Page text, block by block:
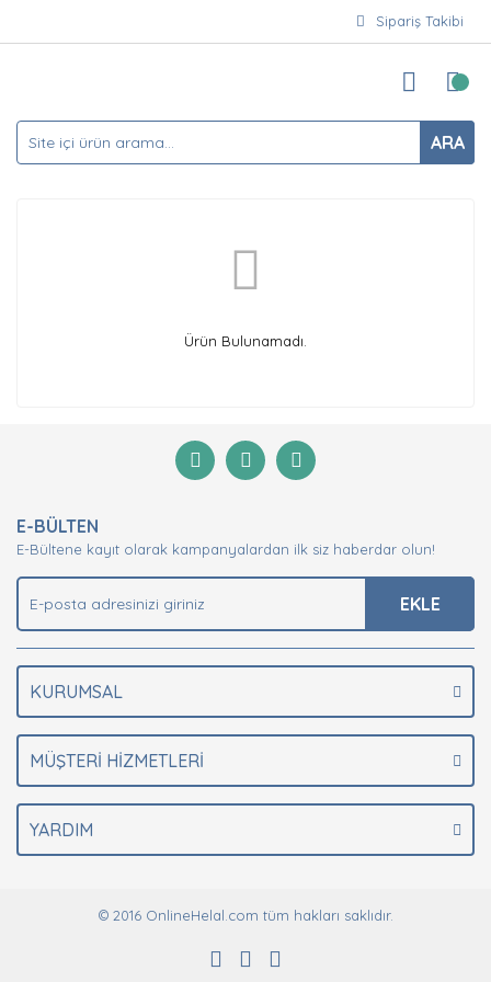
Sipariş Takibi
ARA
Ürün Bulunamadı.
E-BÜLTEN
E-Bültene kayıt olarak kampanyalardan ilk siz haberdar olun!
EKLE
KURUMSAL
MÜŞTERİ HİZMETLERİ
YARDIM
© 2016 OnlineHelal.com tüm hakları saklıdır.